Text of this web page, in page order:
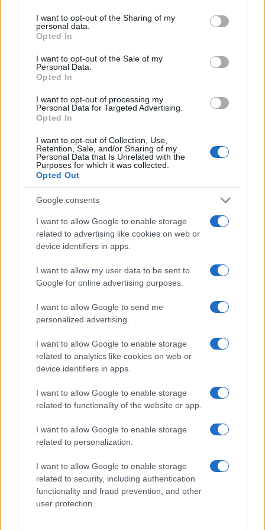
not limited to your visit or usage behaviour. You may click to
grant or deny consent to Google and its third-party tags to
use your data for below specified purposes in below Google
consent section.
I want to opt-out of the Sharing of my
personal data.
Opted In
I want to opt-out of the Sale of my
Personal Data.
Opted In
I want to opt-out of processing my
Personal Data for Targeted Advertising.
Opted In
I want to opt-out of Collection, Use,
Retention, Sale, and/or Sharing of my
Personal Data that Is Unrelated with the
Purposes for which it was collected.
Opted Out
Google consents
I want to allow Google to enable storage
related to advertising like cookies on web or
device identifiers in apps.
I want to allow my user data to be sent to
Google for online advertising purposes.
I want to allow Google to send me
personalized advertising.
I want to allow Google to enable storage
related to analytics like cookies on web or
device identifiers in apps.
I want to allow Google to enable storage
related to functionality of the website or app.
I want to allow Google to enable storage
related to personalization.
I want to allow Google to enable storage
related to security, including authentication
functionality and fraud prevention, and other
user protection.
ΑΚΟΛΟΥΘΗΣΤΕ ΜΑΣ ΣΤΟ GOOGLE
NEWS ΚΑΝΟΝΤΑΣ ΚΛΙΚ ΕΔΩ
TAGS
ΚΑΛΑΜΑΤΑ ΘΑΝΑΤΗΦΟΡΟ ΤΡΟΧΑΙΟ
ΜΟΤΟΣΙΚΛΕΤΑ
Ροή Ειδήσεων
ΔΙΕΘΝΗ
Στη Σερβία για πρώτη φορά ο Ζελένσκι — Στο επίκεντρο
της ατζέντας ΕΕ, ενέργεια και σχέσεις με τη Ρωσία
07/08/26 - 22:13
Τι σηματοδοτεί η αμυντική συμφωνία Σ. Αραβίας,
Τουρκίας και Πακιστάν — Ένα «ισλαμικό ΝΑΤΟ» στα
σκαριά;
ΤΟΥΡΚΙΑ
07/08/26 - 21:59
Νέα τουρκική πρόκληση στο Αιγαίο μετά το ελληνικό
χωροταξικό για τον Τουρισμό: «Καμία νομική συνέπεια»
ΔΙΕΘΝΗ
07/08/26 - 21:45
ΗΠΑ: Η Γερουσία ενέκρινε νέες κυρώσεις κατά της
ΔΙΕΘΝΗ
07/08/26 - 21:19
ΗΠΑ: Νέα αποχαρακτηρισμένα αρχεία για UFO - Γιγαντιαία
τρίγωνα, μεταλλικές σφαίρες και ανεξήγητα φώτα